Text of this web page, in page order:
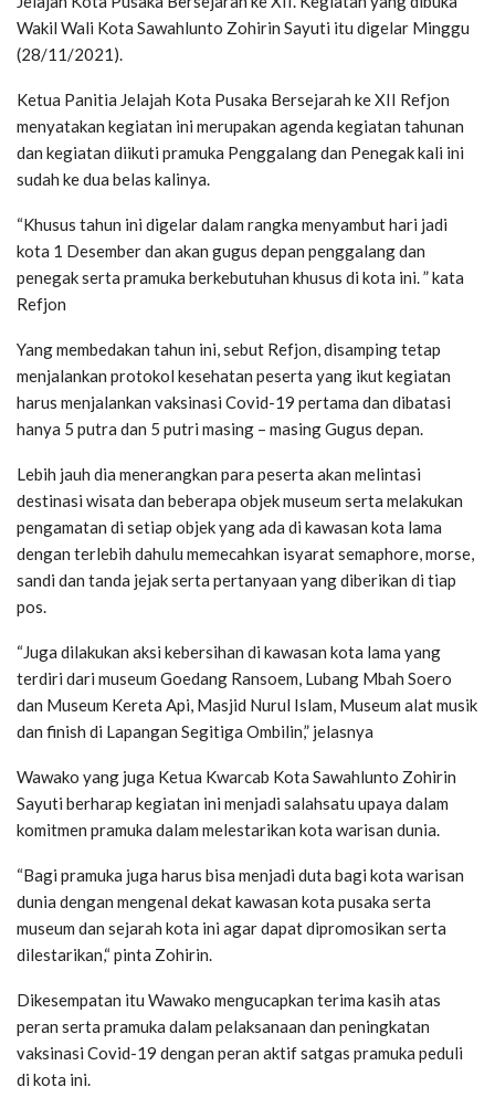
Wakil Wali Kota Sawahlunto Zohirin Sayuti itu digelar Minggu
(28/11/2021).
Ketua Panitia Jelajah Kota Pusaka Bersejarah ke XII Refjon
menyatakan kegiatan ini merupakan agenda kegiatan tahunan
dan kegiatan diikuti pramuka Penggalang dan Penegak kali ini
sudah ke dua belas kalinya.
“Khusus tahun ini digelar dalam rangka menyambut hari jadi
kota 1 Desember dan akan gugus depan penggalang dan
penegak serta pramuka berkebutuhan khusus di kota ini. ” kata
Refjon
Yang membedakan tahun ini, sebut Refjon, disamping tetap
menjalankan protokol kesehatan peserta yang ikut kegiatan
harus menjalankan vaksinasi Covid-19 pertama dan dibatasi
hanya 5 putra dan 5 putri masing – masing Gugus depan.
Lebih jauh dia menerangkan para peserta akan melintasi
destinasi wisata dan beberapa objek museum serta melakukan
pengamatan di setiap objek yang ada di kawasan kota lama
dengan terlebih dahulu memecahkan isyarat semaphore, morse,
sandi dan tanda jejak serta pertanyaan yang diberikan di tiap
pos.
“Juga dilakukan aksi kebersihan di kawasan kota lama yang
terdiri dari museum Goedang Ransoem, Lubang Mbah Soero
dan Museum Kereta Api, Masjid Nurul Islam, Museum alat musik
dan finish di Lapangan Segitiga Ombilin,” jelasnya
Wawako yang juga Ketua Kwarcab Kota Sawahlunto Zohirin
Sayuti berharap kegiatan ini menjadi salahsatu upaya dalam
komitmen pramuka dalam melestarikan kota warisan dunia.
“Bagi pramuka juga harus bisa menjadi duta bagi kota warisan
dunia dengan mengenal dekat kawasan kota pusaka serta
museum dan sejarah kota ini agar dapat dipromosikan serta
dilestarikan,“ pinta Zohirin.
Dikesempatan itu Wawako mengucapkan terima kasih atas
peran serta pramuka dalam pelaksanaan dan peningkatan
vaksinasi Covid-19 dengan peran aktif satgas pramuka peduli
di kota ini.